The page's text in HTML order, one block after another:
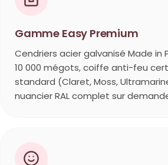
Gamme Easy Premium
Cendriers acier galvanisé Made in
10 000 mégots, coiffe anti-feu
standard (Claret, Moss,
nuancier RAL complet sur